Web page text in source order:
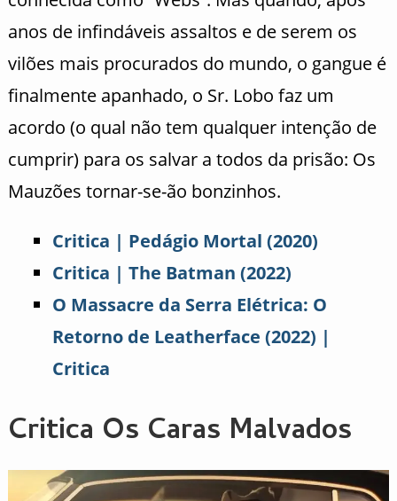
anos de infindáveis assaltos e de serem os
vilões mais procurados do mundo, o gangue é
finalmente apanhado, o Sr. Lobo faz um
acordo (o qual não tem qualquer intenção de
cumprir) para os salvar a todos da prisão: Os
Mauzões tornar-se-ão bonzinhos.
Critica | Pedágio Mortal (2020)
Critica | The Batman (2022)
O Massacre da Serra Elétrica: O
Retorno de Leatherface (2022) |
Critica
Critica Os Caras Malvados